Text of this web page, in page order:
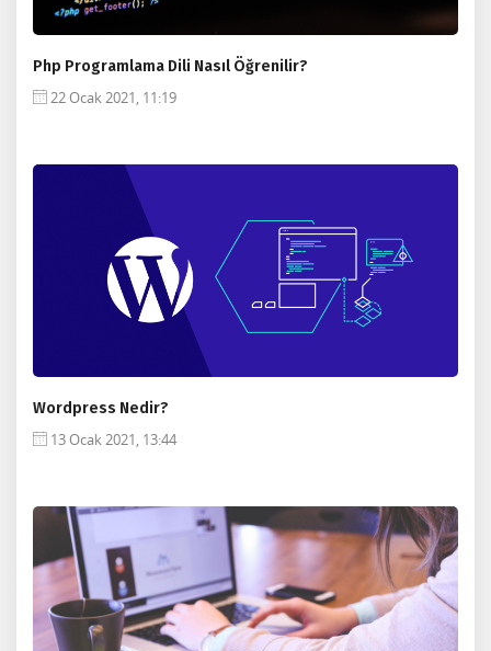
Php Programlama Dili Nasıl Öğrenilir?
22 Ocak 2021, 11:19
Wordpress Nedir?
13 Ocak 2021, 13:44